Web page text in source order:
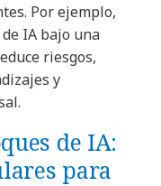
Por ejemplo,
IA bajo una
riesgos,
y
de IA:
para